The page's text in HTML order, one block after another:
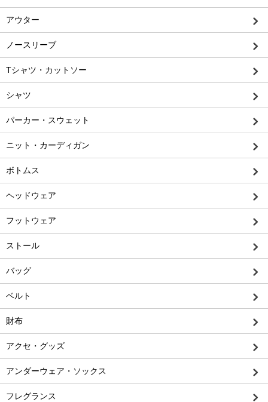
アウター
ノースリーブ
Tシャツ・カットソー
シャツ
パーカー・スウェット
ニット・カーディガン
ボトムス
ヘッドウェア
フットウェア
ストール
バッグ
ベルト
財布
アクセ・グッズ
アンダーウェア・ソックス
フレグランス